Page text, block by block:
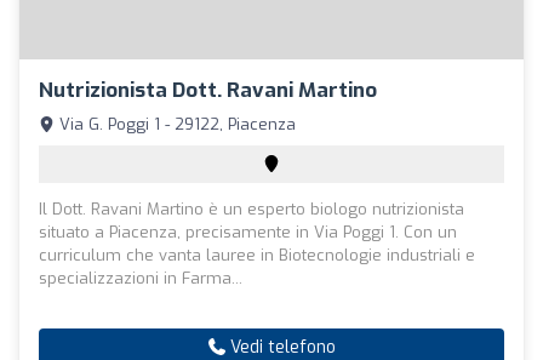
Nutrizionista Dott. Ravani Martino
Via G. Poggi 1 - 29122, Piacenza
Il Dott. Ravani Martino è un esperto biologo nutrizionista
situato a Piacenza, precisamente in Via Poggi 1. Con un
curriculum che vanta lauree in Biotecnologie industriali e
specializzazioni in Farma...
Vedi telefono